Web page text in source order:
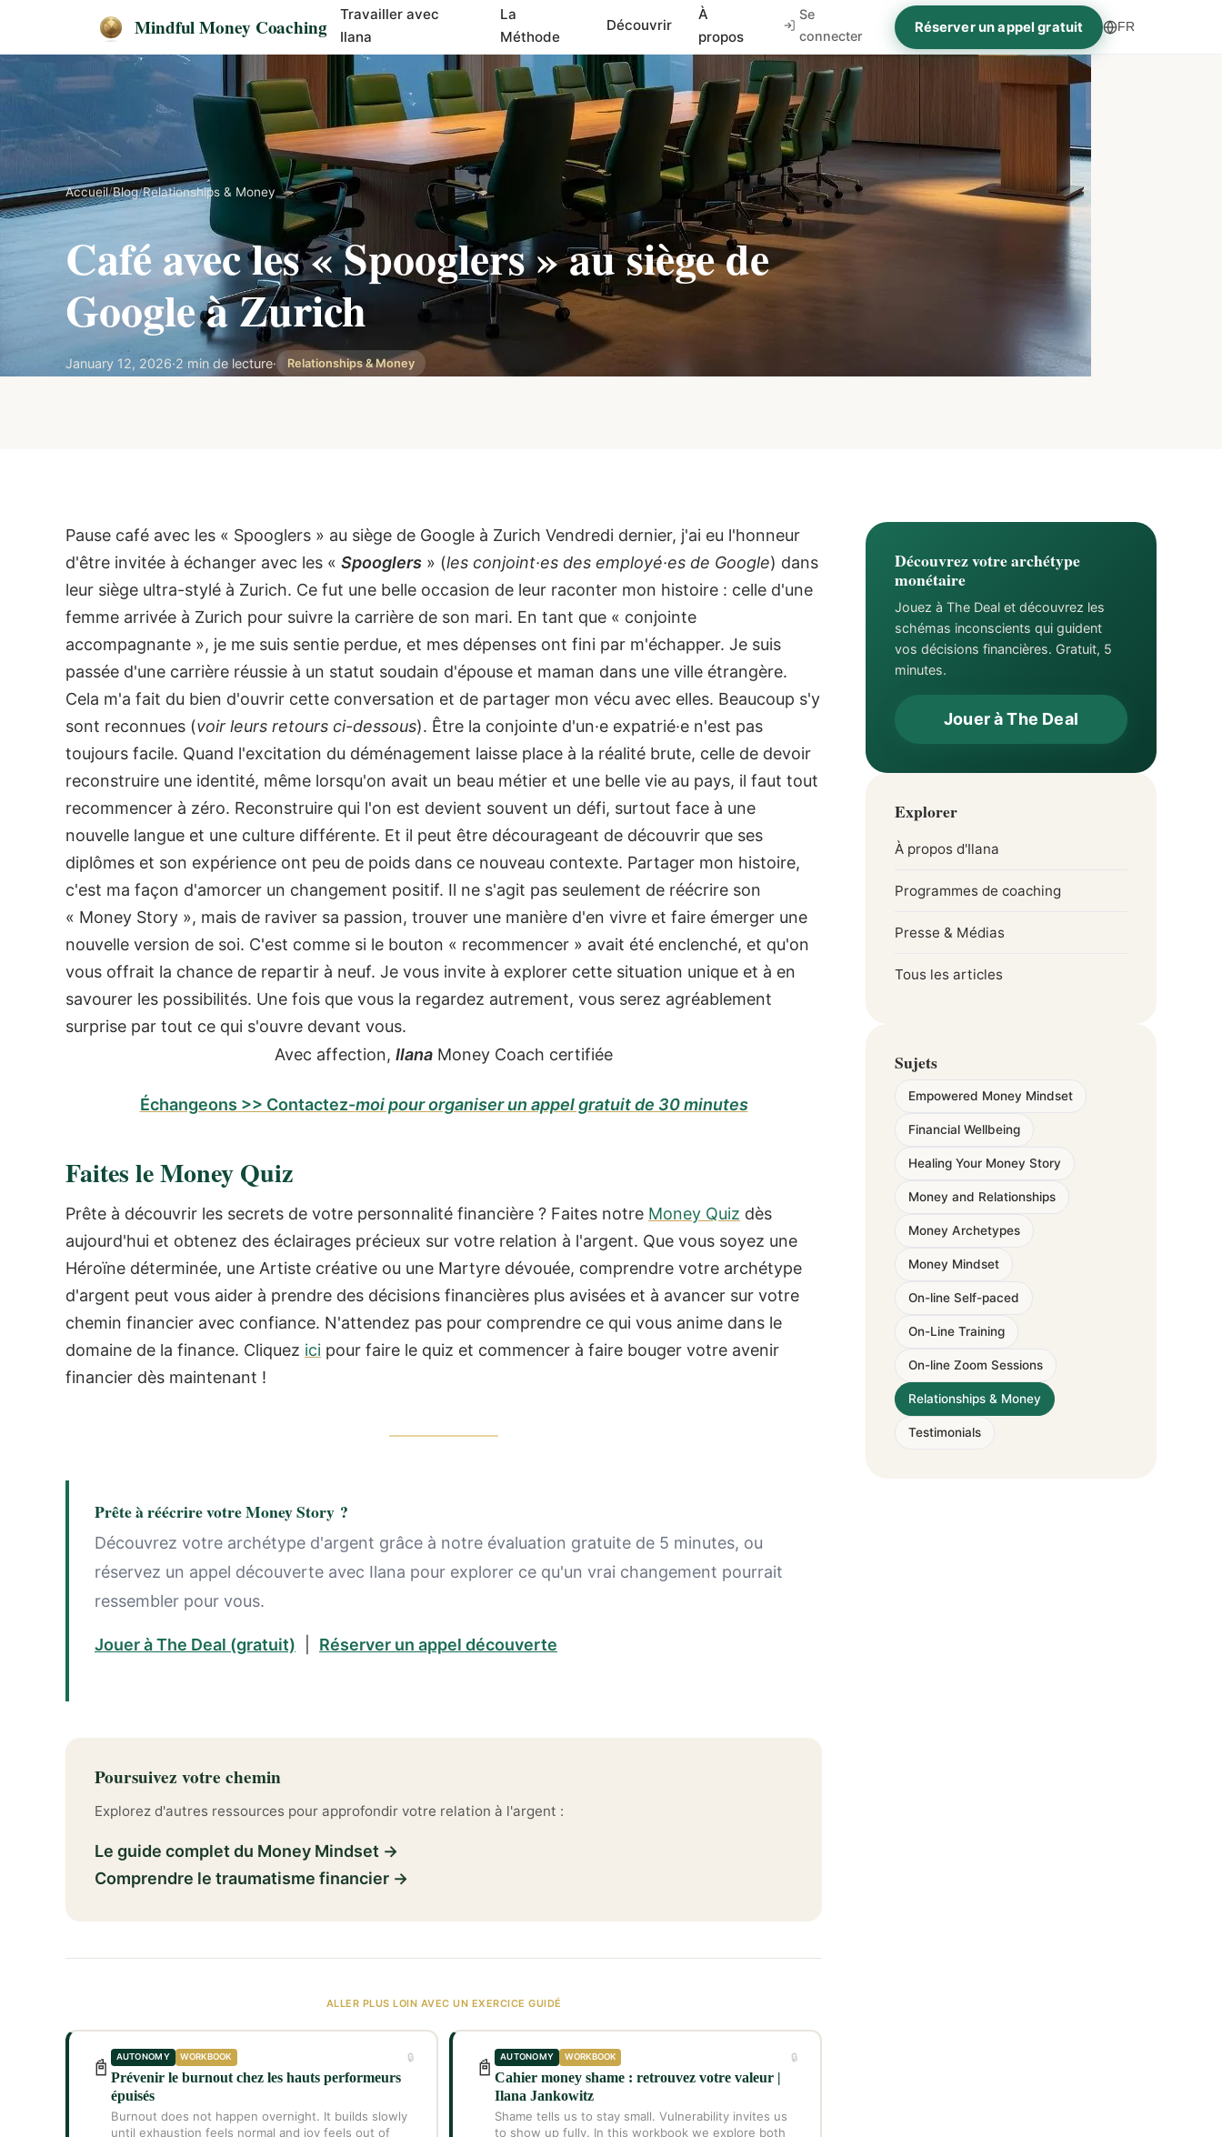
Mindful Money Coaching
Travailler avec
Ilana
La
Méthode
Découvrir
À
propos
Se
connecter
Réserver un appel gratuit FR
Accueil/Blog/Relationships & Money
Café avec les « Spooglers » au siège de
Google à Zurich
January 12, 2026·2 min de lecture· Relationships & Money
Pause café avec les « Spooglers » au siège de Google à Zurich Vendredi dernier, j'ai eu l'honneur
d'être invitée à échanger avec les « Spooglers » (les conjoint·es des employé·es de Google) dans
leur siège ultra-stylé à Zurich. Ce fut une belle occasion de leur raconter mon histoire : celle d'une
femme arrivée à Zurich pour suivre la carrière de son mari. En tant que « conjointe
accompagnante », je me suis sentie perdue, et mes dépenses ont fini par m'échapper. Je suis
passée d'une carrière réussie à un statut soudain d'épouse et maman dans une ville étrangère.
Cela m'a fait du bien d'ouvrir cette conversation et de partager mon vécu avec elles. Beaucoup s'y
sont reconnues (voir leurs retours ci-dessous). Être la conjointe d'un·e expatrié·e n'est pas
toujours facile. Quand l'excitation du déménagement laisse place à la réalité brute, celle de devoir
reconstruire une identité, même lorsqu'on avait un beau métier et une belle vie au pays, il faut tout
recommencer à zéro. Reconstruire qui l'on est devient souvent un défi, surtout face à une
nouvelle langue et une culture différente. Et il peut être décourageant de découvrir que ses
diplômes et son expérience ont peu de poids dans ce nouveau contexte. Partager mon histoire,
c'est ma façon d'amorcer un changement positif. Il ne s'agit pas seulement de réécrire son
« Money Story », mais de raviver sa passion, trouver une manière d'en vivre et faire émerger une
nouvelle version de soi. C'est comme si le bouton « recommencer » avait été enclenché, et qu'on
vous offrait la chance de repartir à neuf. Je vous invite à explorer cette situation unique et à en
savourer les possibilités. Une fois que vous la regardez autrement, vous serez agréablement
surprise par tout ce qui s'ouvre devant vous.
Avec affection, Ilana Money Coach certifiée
Échangeons >> Contactez-moi pour organiser un appel gratuit de 30 minutes
Faites le Money Quiz
Prête à découvrir les secrets de votre personnalité financière ? Faites notre Money Quiz dès
aujourd'hui et obtenez des éclairages précieux sur votre relation à l'argent. Que vous soyez une
Héroïne déterminée, une Artiste créative ou une Martyre dévouée, comprendre votre archétype
d'argent peut vous aider à prendre des décisions financières plus avisées et à avancer sur votre
chemin financier avec confiance. N'attendez pas pour comprendre ce qui vous anime dans le
domaine de la finance. Cliquez ici pour faire le quiz et commencer à faire bouger votre avenir
financier dès maintenant !
Prête à réécrire votre Money Story ?
Découvrez votre archétype d'argent grâce à notre évaluation gratuite de 5 minutes, ou
réservez un appel découverte avec Ilana pour explorer ce qu'un vrai changement pourrait
ressembler pour vous.
Jouer à The Deal (gratuit) Réserver un appel découverte
Poursuivez votre chemin
Explorez d'autres ressources pour approfondir votre relation à l'argent :
Le guide complet du Money Mindset →
Comprendre le traumatisme financier →
ALLER PLUS LOIN AVEC UN EXERCICE GUIDÉ
📓 AUTONOMY WORKBOOK
Prévenir le burnout chez les hauts performeurs
épuisés
Burnout does not happen overnight. It builds slowly
until exhaustion feels normal and joy feels out of
🔒 📓 AUTONOMY WORKBOOK
Cahier money shame : retrouvez votre valeur |
Ilana Jankowitz
Shame tells us to stay small. Vulnerability invites us
to show up fully. In this workbook we explore both
🔒
Découvrez votre archétype
monétaire
Jouez à The Deal et découvrez les
schémas inconscients qui guident
vos décisions financières. Gratuit, 5
minutes.
Jouer à The Deal
Explorer
À propos d'Ilana
Programmes de coaching
Presse & Médias
Tous les articles
Sujets
Empowered Money Mindset
Financial Wellbeing
Healing Your Money Story
Money and Relationships
Money Archetypes
Money Mindset
On-line Self-paced
On-Line Training
On-line Zoom Sessions
Relationships & Money
Testimonials